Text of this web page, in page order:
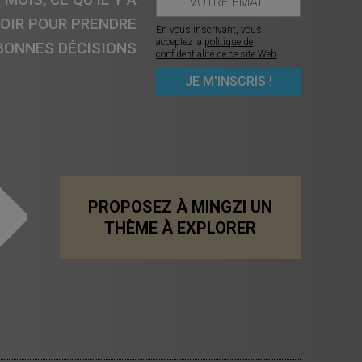
POUR PRENDRE
DÉCISIONS
En vous inscrivant, vous
acceptez la politique de
confidentialité de ce site Web.
PROPOSEZ À MINGZI UN
THÈME À EXPLORER